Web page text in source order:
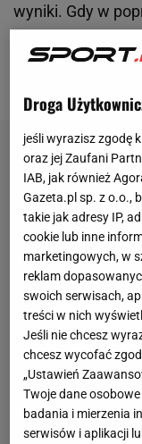
wyniki. Gdy w
Widzewem Łódź
Droga
jeśli wyrazisz zgodę
oraz jej Zaufani
IAB, jak również
Gazeta.pl sp. z o.o.,
takie jak adresy IP,
cookie lub inne
marketingowych, w
reklam
swoich serwisach,
treści w nich
Jeśli nie chcesz
chcesz wycofać
„Ustawień
Twoje dane
badania i mierzenia
serwisów i aplikacji